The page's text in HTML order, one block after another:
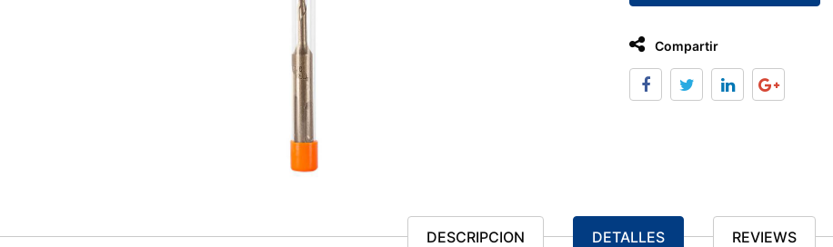
Compartir
DESCRIPCION DETALLES REVIEWS